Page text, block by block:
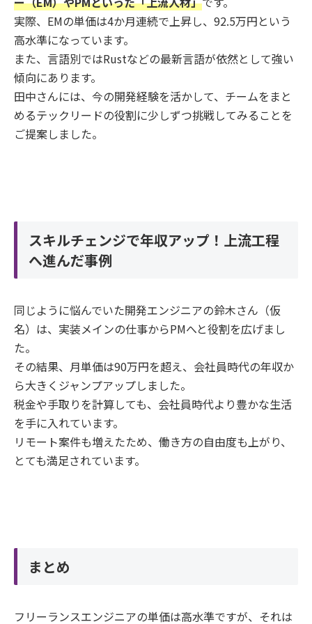
実際、EMの単価は4か月連続で上昇し、92.5万円という
高水準になっています。
また、言語別ではRustなどの最新言語が依然として強い
傾向にあります。
田中さんには、今の開発経験を活かして、チームをまと
めるテックリードの役割に少しずつ挑戦してみることを
ご提案しました。
スキルチェンジで年収アップ！上流工程
へ進んだ事例
同じように悩んでいた開発エンジニアの鈴木さん（仮
名）は、実装メインの仕事からPMへと役割を広げまし
た。
その結果、月単価は90万円を超え、会社員時代の年収か
ら大きくジャンプアップしました。
税金や手取りを計算しても、会社員時代より豊かな生活
を手に入れています。
リモート案件も増えたため、働き方の自由度も上がり、
とても満足されています。
まとめ
フリーランスエンジニアの単価は高水準ですが、それは